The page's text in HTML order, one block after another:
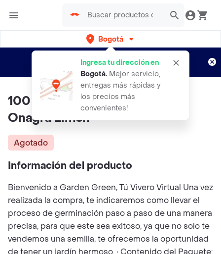
Bogotá
Ingresa tu dirección en
Bogotá. Mejor servicio,
entregas más rápidas y
los precios más
convenientes!
envíos gratis por semanas
Aplican TyC
100 Semillas Orgánicas De Flor
Onagra Limón
Agotado
Información del producto
Bienvenido a Garden Green, Tú Vivero Virtual Una vez
realizada la compra, te indicaremos como llevar el
proceso de germinación paso a paso de una manera
precisa, para que este sea exitoso, ya que no solo te
vendemos una semilla, te ofrecemos la oportunidad
de tener un jardín hermoso. • Contenido del Paquete: